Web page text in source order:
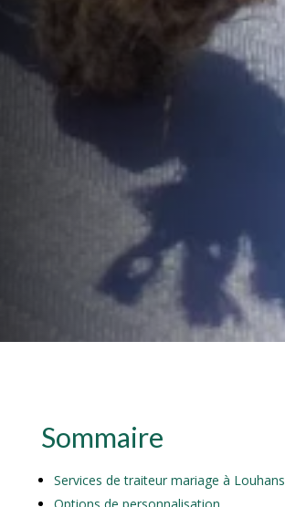
Sommaire
Services de traiteur mariage à Louhans